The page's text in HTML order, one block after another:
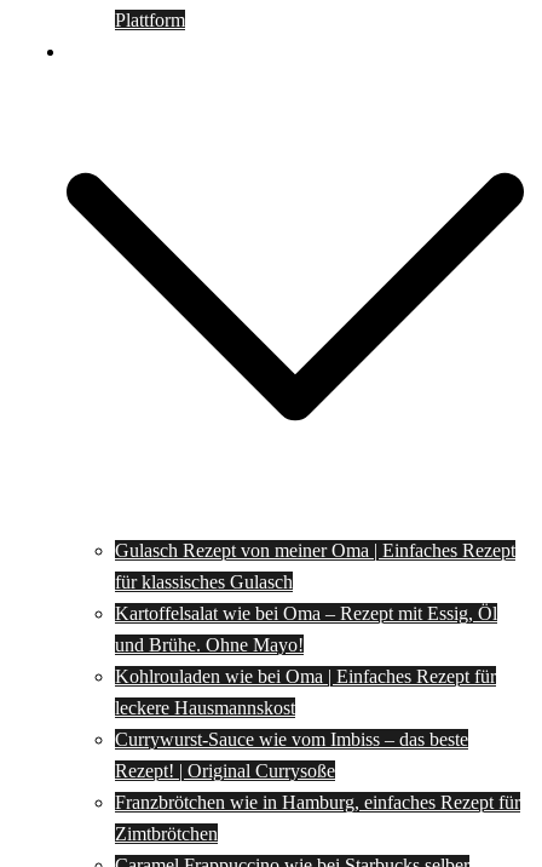
Plattform
Gulasch Rezept von meiner Oma | Einfaches Rezept
für klassisches Gulasch
Kartoffelsalat wie bei Oma – Rezept mit Essig, Öl
und Brühe. Ohne Mayo!
Kohlrouladen wie bei Oma | Einfaches Rezept für
leckere Hausmannskost
Currywurst-Sauce wie vom Imbiss – das beste
Rezept! | Original Currysoße
Franzbrötchen wie in Hamburg, einfaches Rezept für
Zimtbrötchen